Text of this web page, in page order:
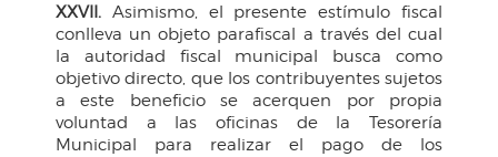
XXVII. Asimismo, el presente estímulo fiscal
conlleva un objeto parafiscal a través del cual
la autoridad fiscal municipal busca como
objetivo directo, que los contribuyentes sujetos
a este beneficio se acerquen por propia
voluntad a las oficinas de la Tesorería
Municipal para realizar el pago de los